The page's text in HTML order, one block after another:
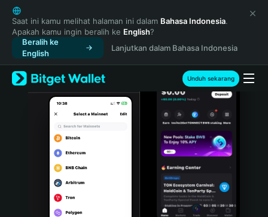
English
日本語
Tiếng Việt
Русский
Español (Latinoamérica)
Türkçe
Italiano
Português (Portugal)
Bahasa Indonesia
Saat ini kamu melihat halaman ini dalam Bahasa Indonesia.
Apakah kamu ingin beralih ke English?
Beralih ke
English
Lanjutkan dalam Bahasa Indonesia
Unduh sekarang